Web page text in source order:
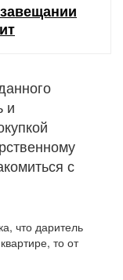
и
с
что даритель
то от